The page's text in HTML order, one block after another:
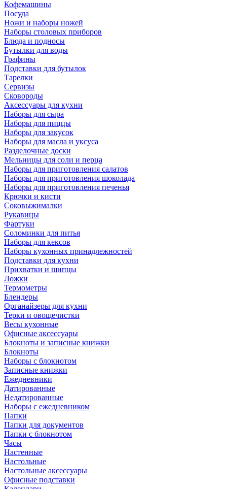
Кофемашины
Посуда
Ножи и наборы ножей
Наборы столовых приборов
Блюда и подносы
Бутылки для воды
Графины
Подставки для бутылок
Тарелки
Сервизы
Сковороды
Аксессуары для кухни
Наборы для сыра
Наборы для пиццы
Наборы для закусок
Наборы для масла и уксуса
Разделочные доски
Мельницы для соли и перца
Наборы для приготовления салатов
Наборы для приготовления шоколада
Наборы для приготовления печенья
Крючки и кисти
Соковыжималки
Рукавицы
Фартуки
Соломинки для питья
Наборы для кексов
Наборы кухонных принадлежностей
Подставки для кухни
Прихватки и щипцы
Ложки
Термометры
Блендеры
Органайзеры для кухни
Терки и овощечистки
Весы кухонные
Офисные аксессуары
Блокноты и записные книжки
Блокноты
Наборы с блокнотом
Записные книжки
Ежедневники
Датированные
Недатированные
Наборы с ежедневником
Папки
Папки для документов
Папки с блокнотом
Часы
Настенные
Настольные
Настольные аксессуары
Офисные подставки